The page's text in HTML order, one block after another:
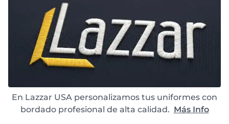
En Lazzar USA personalizamos tus uniformes con
bordado profesional de alta calidad. Más Info